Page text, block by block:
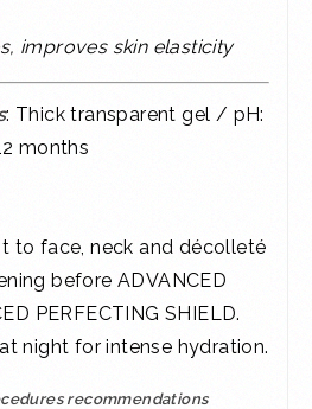
improves skin elasticity
: Thick transparent gel / pH:
months
to face, neck and décolleté
before ADVANCED
PERFECTING SHIELD.
night for intense hydration.
recommendations